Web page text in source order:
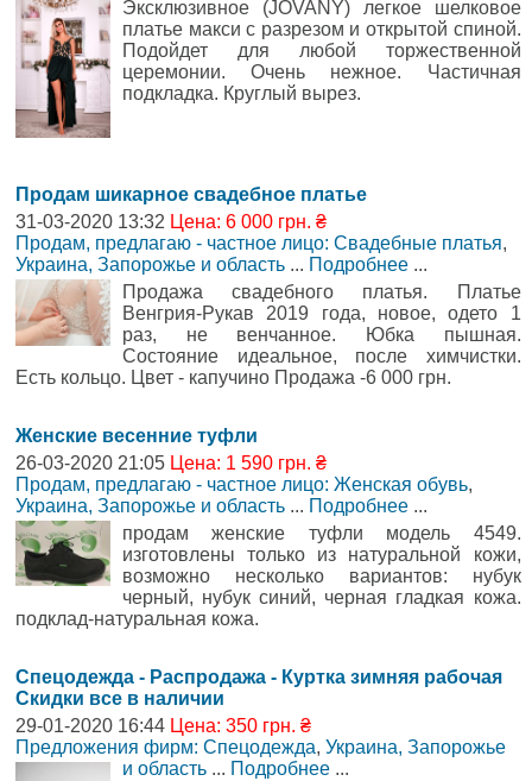
Эксклюзивное (JOVANY) легкое шелковое
платье макси с разрезом и открытой спиной.
Подойдет для любой торжественной
церемонии. Очень нежное. Частичная
подкладка. Круглый вырез.
Продам шикарное свадебное платье
31-03-2020 13:32 Цена: 6 000 грн. ₴
Продам, предлагаю - частное лицо: Свадебные платья,
Украина, Запорожье и область ... Подробнее ...
Продажа свадебного платья. Платье
Венгрия-Рукав 2019 года, новое, одето 1
раз, не венчанное. Юбка пышная.
Состояние идеальное, после химчистки.
Есть кольцо. Цвет - капучино Продажа -6 000 грн.
Женские весенние туфли
26-03-2020 21:05 Цена: 1 590 грн. ₴
Продам, предлагаю - частное лицо: Женская обувь,
Украина, Запорожье и область ... Подробнее ...
продам женские туфли модель 4549.
изготовлены только из натуральной кожи,
возможно несколько вариантов: нубук
черный, нубук синий, черная гладкая кожа.
подклад-натуральная кожа.
Спецодежда - Распродажа - Куртка зимняя рабочая
Скидки все в наличии
29-01-2020 16:44 Цена: 350 грн. ₴
Предложения фирм: Спецодежда, Украина, Запорожье
и область ... Подробнее ...